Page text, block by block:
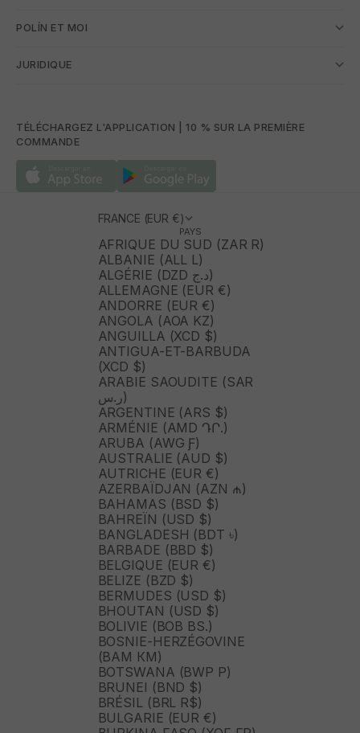
POLÍN ET MOI
JURIDIQUE
TÉLÉCHARGEZ L'APPLICATION | 10 % SUR LA PREMIÈRE
COMMANDE
FRANCE (EUR €)
PAYS
AFRIQUE DU SUD (ZAR R)
ALBANIE (ALL L)
ALGÉRIE (DZD د.ج)
ALLEMAGNE (EUR €)
ANDORRE (EUR €)
ANGOLA (AOA KZ)
ANGUILLA (XCD $)
ANTIGUA-ET-BARBUDA
(XCD $)
ARABIE SAOUDITE (SAR
ر.س)
ARGENTINE (ARS $)
ARMÉNIE (AMD ԴՐ.)
ARUBA (AWG Ƒ)
AUSTRALIE (AUD $)
AUTRICHE (EUR €)
AZERBAÏDJAN (AZN ₼)
BAHAMAS (BSD $)
BAHREÏN (USD $)
BANGLADESH (BDT ৳)
BARBADE (BBD $)
BELGIQUE (EUR €)
BELIZE (BZD $)
BERMUDES (USD $)
BHOUTAN (USD $)
BOLIVIE (BOB BS.)
BOSNIE-HERZÉGOVINE
(BAM КМ)
BOTSWANA (BWP P)
BRUNEI (BND $)
BRÉSIL (BRL R$)
BULGARIE (EUR €)